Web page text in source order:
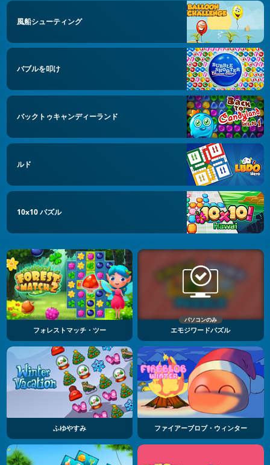
風船シューティング
バブルを叩け
バックトゥキャンディーランド
ルド
10x10 パズル
フォレストマッチ・ツー
パソコンのみ
エモジワードパズル
ふゆやすみ ファイアーブロブ・ウィンター